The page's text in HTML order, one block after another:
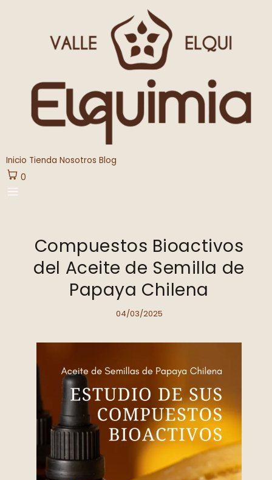
Inicio Tienda Nosotros Blog
0
Compuestos Bioactivos
del Aceite de Semilla de
Papaya Chilena
04/03/2025
entradas